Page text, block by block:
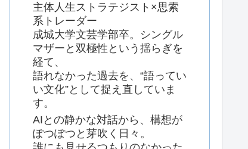
主体人生ストラテジスト×思索
系トレーダー
成城大学文芸学部卒。シングル
マザーと双極性という揺らぎを
経て、
語れなかった過去を、“語ってい
い文化”として捉え直していま
す。
AIとの静かな対話から、構想が
ぽつぽつと芽吹く日々。